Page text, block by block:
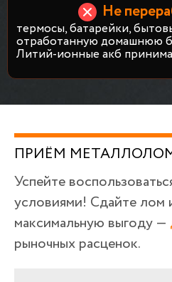
Не
термосы, батарейки,
отработанную домашнюю
Литий-ионные акб
ПРИЁМ
Успейте
условиями! Сдайте лом
максимальную выгоду —
рыночных расценок.